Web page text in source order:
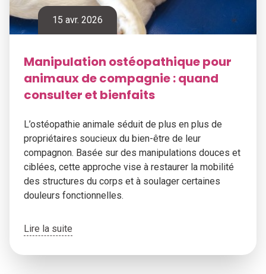
15 avr. 2026
Manipulation ostéopathique pour
animaux de compagnie : quand
consulter et bienfaits
L’ostéopathie animale séduit de plus en plus de
propriétaires soucieux du bien-être de leur
compagnon. Basée sur des manipulations douces et
ciblées, cette approche vise à restaurer la mobilité
des structures du corps et à soulager certaines
douleurs fonctionnelles.
Lire la suite